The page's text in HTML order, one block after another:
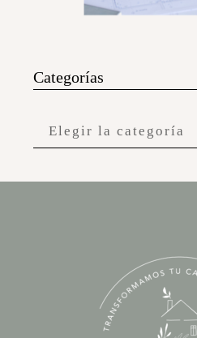
Categorías